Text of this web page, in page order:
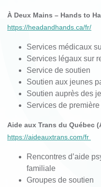
À Deux Mains – Hands to
https://headandhands.ca/fr/
Services médicaux
Services légaux sur
Service de soutien
Soutien aux jeunes
Soutien auprès des
Services de
Aide aux Trans du Québec
https://aideauxtrans.com/fr
Rencontres d’aide
familiale
Groupes de soutien